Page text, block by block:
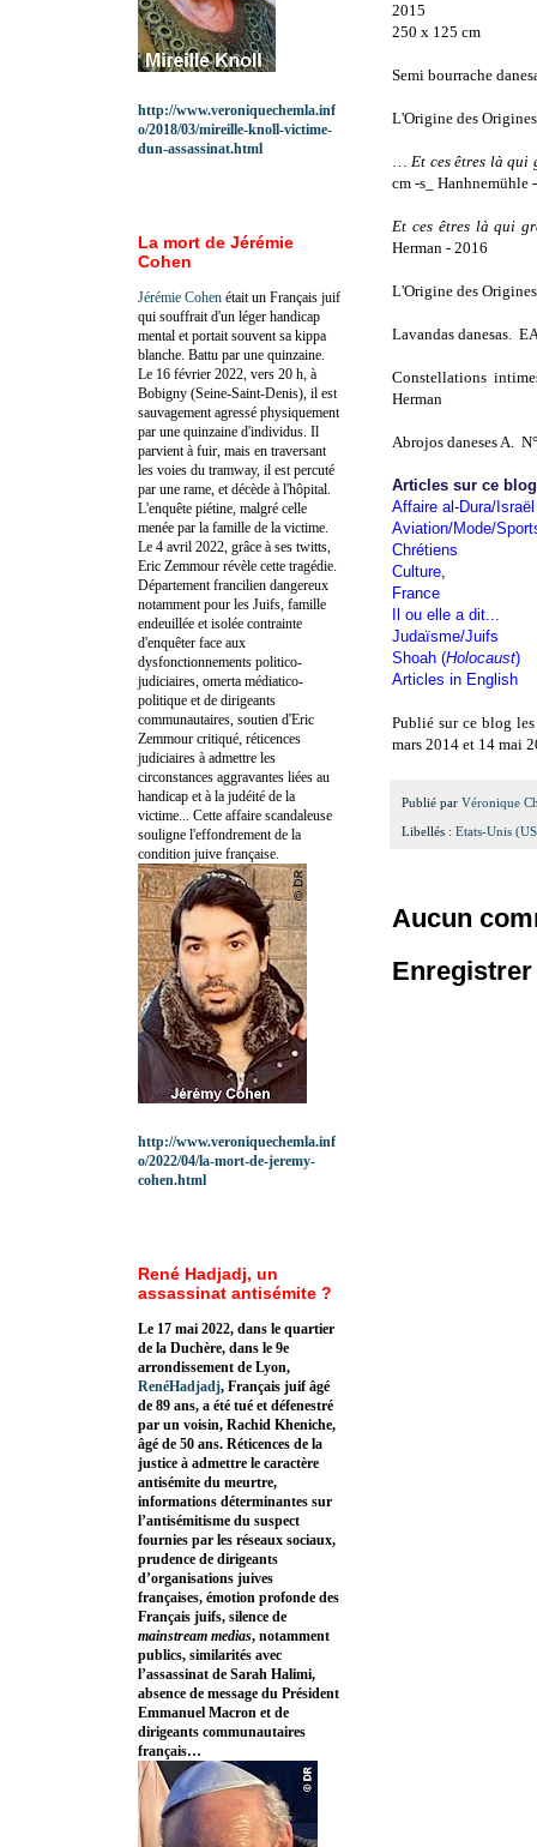
2015
250 x 125 cm
Semi bourrache
L'Origine des
… Et ces êtres là qui
cm -s_ Hanhnemühle
Et ces êtres là qui
Herman - 2016
L'Origine des
Lavandas danesas.
Constellations
Herman
Abrojos daneses A.
Articles sur ce
Affaire al-Dura/Israël
Aviation/Mode/
Chrétiens
Culture,
France
Il ou elle a dit...
Judaïsme/Juifs
Shoah (Holocaust)
Articles in English
Publié sur ce blog
mars 2014 et 14 mai
Publié par Véronique
Libellés : Etats-Unis
Aucun
http://www.veroniquechemla.inf
o/2018/03/mireille-knoll-victime-
dun-assassinat.html
La mort de Jérémie
Cohen
Jérémie Cohen était un Français juif
qui souffrait d'un léger handicap
mental et portait souvent sa kippa
blanche. Battu par une quinzaine.
Le 16 février 2022, vers 20 h, à
Bobigny (Seine-Saint-Denis), il est
sauvagement agressé physiquement
par une quinzaine d'individus. Il
parvient à fuir, mais en traversant
les voies du tramway, il est percuté
par une rame, et décède à l'hôpital.
L'enquête piétine, malgré celle
menée par la famille de la victime.
Le 4 avril 2022, grâce à ses twitts,
Eric Zemmour révèle cette tragédie.
Département francilien dangereux
notamment pour les Juifs, famille
endeuillée et isolée contrainte
d'enquêter face aux
dysfonctionnements politico-
judiciaires, omerta médiatico-
politique et de dirigeants
communautaires, soutien d'Eric
Zemmour critiqué, réticences
judiciaires à admettre les
circonstances aggravantes liées au
handicap et à la judéité de la
victime... Cette affaire scandaleuse
souligne l'effondrement de la
condition juive française.
http://www.veroniquechemla.inf
o/2022/04/la-mort-de-jeremy-
cohen.html
René Hadjadj, un
assassinat antisémite ?
Le 17 mai 2022, dans le quartier
de la Duchère, dans le 9e
arrondissement de Lyon,
RenéHadjadj, Français juif âgé
de 89 ans, a été tué et défenestré
par un voisin, Rachid Kheniche,
âgé de 50 ans. Réticences de la
justice à admettre le caractère
antisémite du meurtre,
informations déterminantes sur
l’antisémitisme du suspect
fournies par les réseaux sociaux,
prudence de dirigeants
d’organisations juives
françaises, émotion profonde des
Français juifs, silence de
mainstream medias, notamment
publics, similarités avec
l’assassinat de Sarah Halimi,
absence de message du Président
Emmanuel Macron et de
dirigeants communautaires
français…